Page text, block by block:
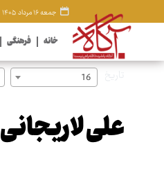
جمعه ۱۶ مرداد ۱۴۰۵
خانه فرهنگی
16
علی لاریجانی